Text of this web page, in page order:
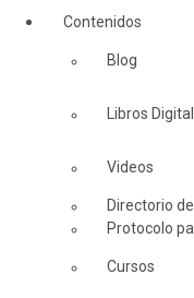
Contenidos
Blog
Libros
Videos
Directorio
Protocolo
Cursos